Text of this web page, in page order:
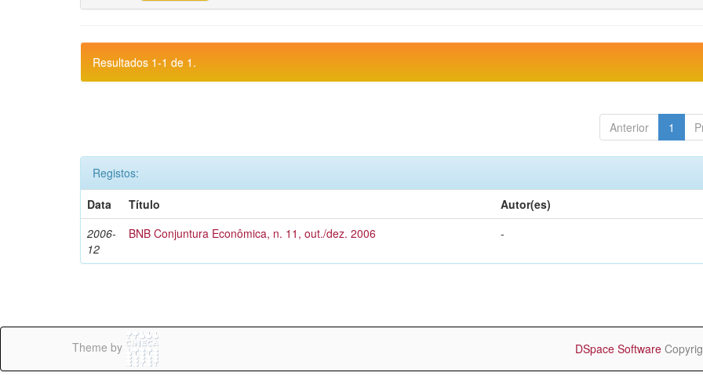
Resultados 1-1 de 1.
Anterior 1
Registos:
Data
Título
Autor(es)
2006-
12
BNB Conjuntura Econômica, n. 11, out./dez. 2006 -
Theme by DSpace Software